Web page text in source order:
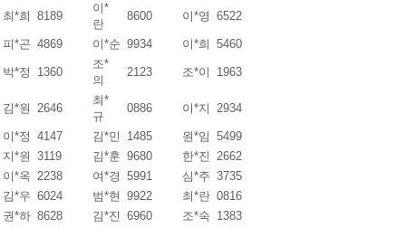
최*희 8189
이*
란
8600 이*영 6522
피*곤 4869 이*순 9934 이*희 5460
박*정 1360
조*
의
2123 조*이 1963
김*원 2646
최*
규
0886 이*지 2934
이*정 4147 김*민 1485 원*임 5499
지*원 3119 김*훈 9680 한*진 2662
이*옥 2238 여*경 5991 심*주 3735
김*우 6024 범*현 9922 최*란 0816
권*하 8628 김*진 6960 조*숙 1383